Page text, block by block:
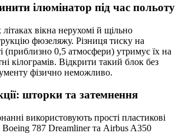
ілюмінатор під час польоту
вікна нерухомі й щільно
фюзеляжу. Різниця тиску на
(приблизно 0,5 атмосфери) утримує їх на
кілограмів. Відкрити такий блок без
фізично неможливо.
шторки та затемнення
використовують прості пластикові
787 Dreamliner та Airbus A350